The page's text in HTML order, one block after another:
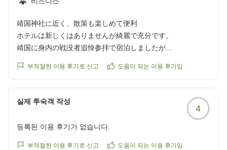
靖国神社に近く、散策も楽しめて便利
ホテルは新しくはありませんが綺麗で充分です。
靖国に身内の戦没者追悼参拝で宿泊しましたが
母校も近く久しぶりに散策もして懐かしかったです
부적절한 이용 후기로 신고 도움이 되는 이용 후기임
실제 투숙객 작성
4
등록된 이용 후기가 없습니다.
부적절한 이용 후기로 신고 도움이 되는 이용 후기임